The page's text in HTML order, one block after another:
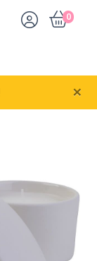
0
×